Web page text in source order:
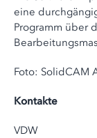
eine
Programm über
Foto: SolidCAM
Kontakte
VDW